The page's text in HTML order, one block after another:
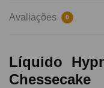
Avaliações 0
Líquido
Chessecake